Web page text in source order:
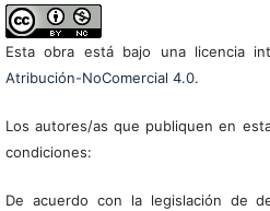
Esta obra está bajo una licencia
Atribución-NoComercial 4.0.
Los autores/as que publiquen en
condiciones:
De acuerdo con la legislación de